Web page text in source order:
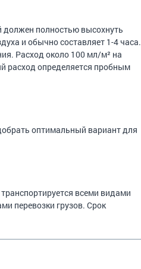
полностью высохнуть
и обычно составляет 1-4 часа.
Расход около 100 мл/м² на
расход определяется пробным
оптимальный вариант для
всеми видами
перевозки грузов. Срок